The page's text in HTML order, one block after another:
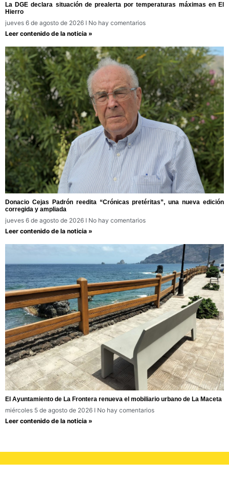
La DGE declara situación de prealerta por temperaturas máximas en El
Hierro
jueves 6 de agosto de 2026
No hay comentarios
Leer contenido de la noticia »
Donacio Cejas Padrón reedita “Crónicas pretéritas”, una nueva edición
corregida y ampliada
jueves 6 de agosto de 2026
No hay comentarios
Leer contenido de la noticia »
El Ayuntamiento de La Frontera renueva el mobiliario urbano de La Maceta
miércoles 5 de agosto de 2026
No hay comentarios
Leer contenido de la noticia »